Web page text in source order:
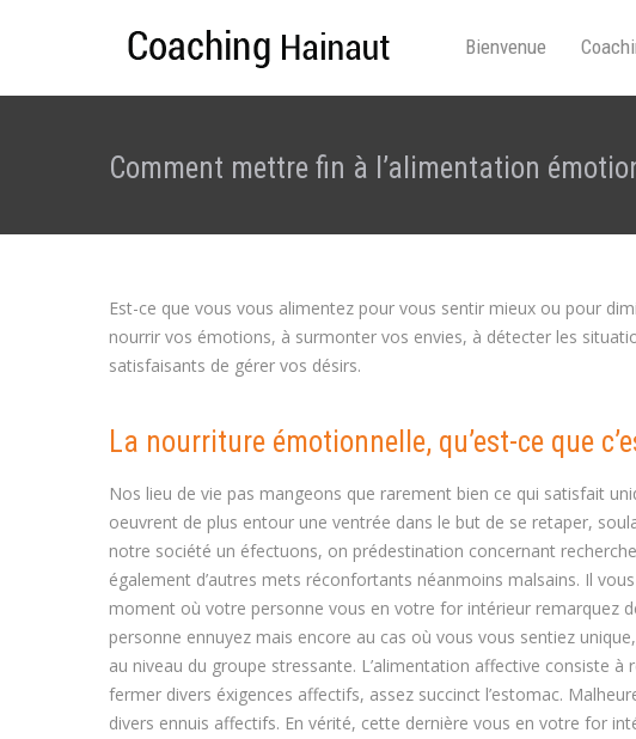
Bienvenue
Comment mettre fin à l’alimentation
Est-ce que vous vous alimentez pour vous sentir mieux ou pour
nourrir vos émotions, à surmonter vos envies, à détecter les
satisfaisants de gérer vos désirs.
La nourriture émotionnelle, qu’est-ce que
Nos lieu de vie pas mangeons que rarement bien ce qui satisfait
oeuvrent de plus entour une ventrée dans le but de se retaper,
notre société un éfectuons, on prédestination concernant
également d’autres mets réconfortants néanmoins malsains. Il
moment où votre personne vous en votre for intérieur remarquez
personne ennuyez mais encore au cas où vous vous sentiez
au niveau du groupe stressante. L’alimentation affective consiste
fermer divers éxigences affectifs, assez succinct l’estomac.
divers ennuis affectifs. En vérité, cette dernière vous en votre for